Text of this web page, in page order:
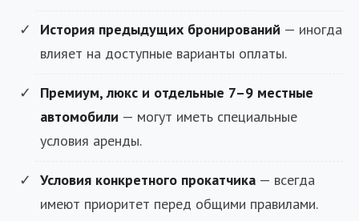
История предыдущих бронирований — иногда
влияет на доступные варианты оплаты.
Премиум, люкс и отдельные 7–9 местные
автомобили — могут иметь специальные
условия аренды.
Условия конкретного прокатчика — всегда
имеют приоритет перед общими правилами.